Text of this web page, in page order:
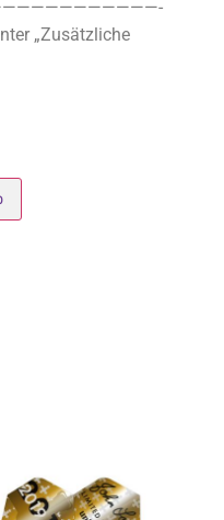
„Zusätzliche